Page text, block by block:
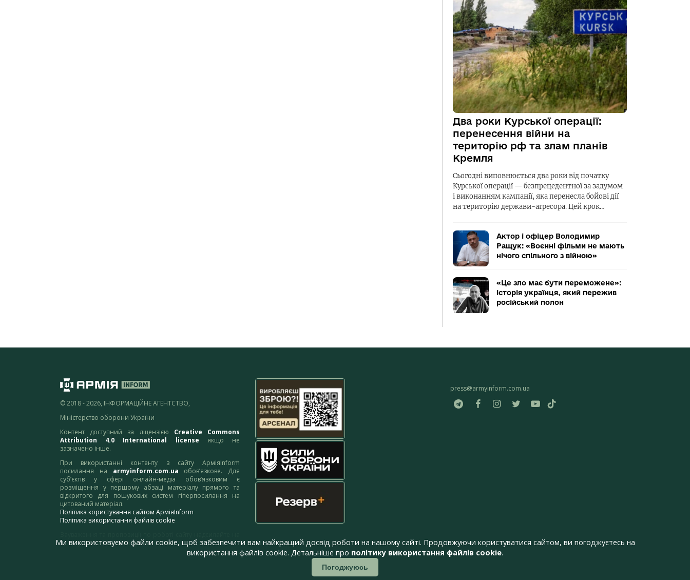
Два роки Курської операції:
перенесення війни на
територію рф та злам планів
Кремля
Сьогодні виповнюється два роки від початку
Курської операції — безпрецедентної за задумом
і виконанням кампанії, яка перенесла бойові дії
на територію держави-агресора. Цей крок…
Актор і офіцер Володимир
Ращук: «Воєнні фільми не мають
нічого спільного з війною»
«Це зло має бути переможене»:
історія українця, який пережив
російський полон
© 2018 - 2026, ІНФОРМАЦІЙНЕ АГЕНТСТВО,
Міністерство оборони України
Контент доступний за ліцензією Creative Commons
Attribution 4.0 International license якщо не
зазначено інше.
При використанні контенту з сайту АрміяInform
посилання на armyinform.com.ua обов’язкове. Для
суб’єктів у сфері онлайн-медіа обов’язковим є
розміщення у першому абзаці матеріалу прямого та
відкритого для пошукових систем гіперпосилання на
цитований матеріал.
Політика користування сайтом АрміяInform
Політика використання файлів cookie
адресу:webmaster@armyinform.com.ua
press@armyinform.com.ua
Ми використовуємо файли cookie, щоб забезпечити вам найкращий досвід роботи на нашому сайті. Продовжуючи користуватися сайтом, ви погоджуєтесь на
використання файлів cookie. Детальніше про політику використання файлів cookie.
Погоджуюсь